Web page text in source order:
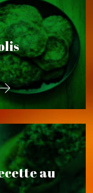
au